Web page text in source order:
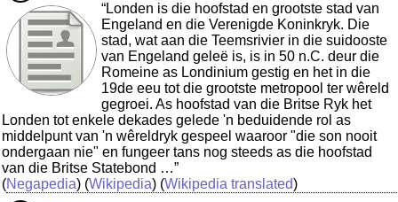
“Londen is die hoofstad en grootste stad van
Engeland en die Verenigde Koninkryk. Die
stad, wat aan die Teemsrivier in die suidooste
van Engeland geleë is, is in 50 n.C. deur die
Romeine as Londinium gestig en het in die
19de eeu tot die grootste metropool ter wêreld
gegroei. As hoofstad van die Britse Ryk het
Londen tot enkele dekades gelede 'n beduidende rol as
middelpunt van 'n wêreldryk gespeel waaroor "die son nooit
ondergaan nie" en fungeer tans nog steeds as die hoofstad
van die Britse Statebond …”
(Negapedia) (Wikipedia) (Wikipedia translated)